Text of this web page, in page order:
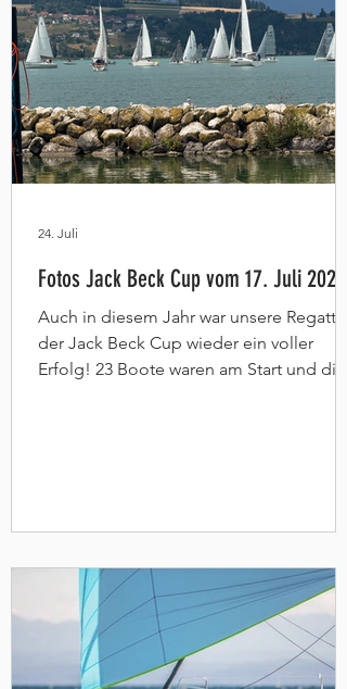
Fotos Jack Beck Cup vom 17. Juli 2026
Auch in diesem Jahr war unsere Regatta,
der Jack Beck Cup wieder ein voller
Erfolg! 23 Boote waren am Start und die
24. Juli